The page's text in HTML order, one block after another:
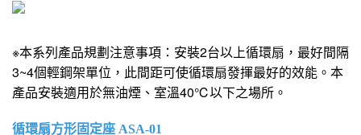
※本系列產品規劃注意事項：安裝2台以上循環扇，最好間隔
3~4個輕鋼架單位，此間距可使循環扇發揮最好的效能。本
產品安裝適用於無油煙、室溫40℃以下之場所。
循環扇方形固定座 ASA-01